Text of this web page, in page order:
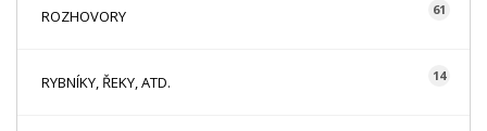
ROZHOVORY 61
RYBNÍKY, ŘEKY, ATD. 14